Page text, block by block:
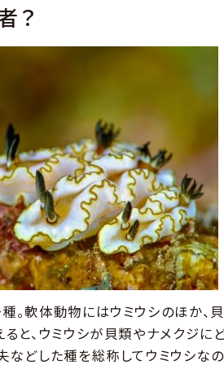
？
軟体動物にはウミウシのほか、貝
ると、ウミウシが貝類やナメクジに
などした種を総称してウミウシなの